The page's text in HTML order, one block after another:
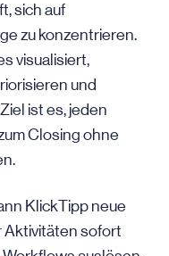
sich auf
zu konzentrieren.
visualisiert,
und
ist es, jeden
Closing ohne
KlickTipp neue
Aktivitäten sofort